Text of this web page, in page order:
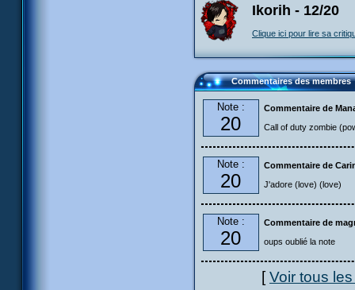
Ikorih - 12/20
Clique ici pour lire sa
Commentaires des membres
Note :
20
Commentaire de
Call of duty zombie
Note :
20
Commentaire de
J'adore (love) (love)
Note :
20
Commentaire de
oups oublié la note
[Voir tous